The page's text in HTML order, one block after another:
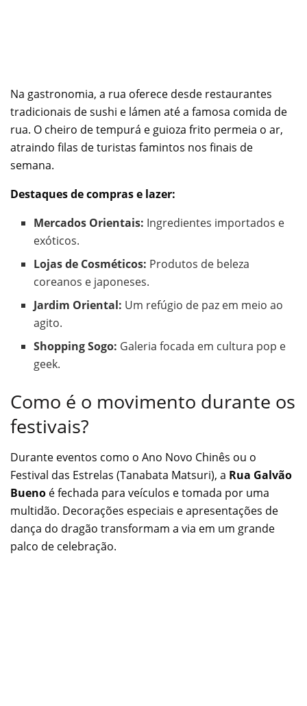
Na gastronomia, a rua oferece desde restaurantes
tradicionais de sushi e lámen até a famosa comida de
rua. O cheiro de tempurá e guioza frito permeia o ar,
atraindo filas de turistas famintos nos finais de
semana.
Destaques de compras e lazer:
Mercados Orientais: Ingredientes importados e
exóticos.
Lojas de Cosméticos: Produtos de beleza
coreanos e japoneses.
Jardim Oriental: Um refúgio de paz em meio ao
agito.
Shopping Sogo: Galeria focada em cultura pop e
geek.
Como é o movimento durante os
festivais?
Durante eventos como o Ano Novo Chinês ou o
Festival das Estrelas (Tanabata Matsuri), a Rua Galvão
Bueno é fechada para veículos e tomada por uma
multidão. Decorações especiais e apresentações de
dança do dragão transformam a via em um grande
palco de celebração.